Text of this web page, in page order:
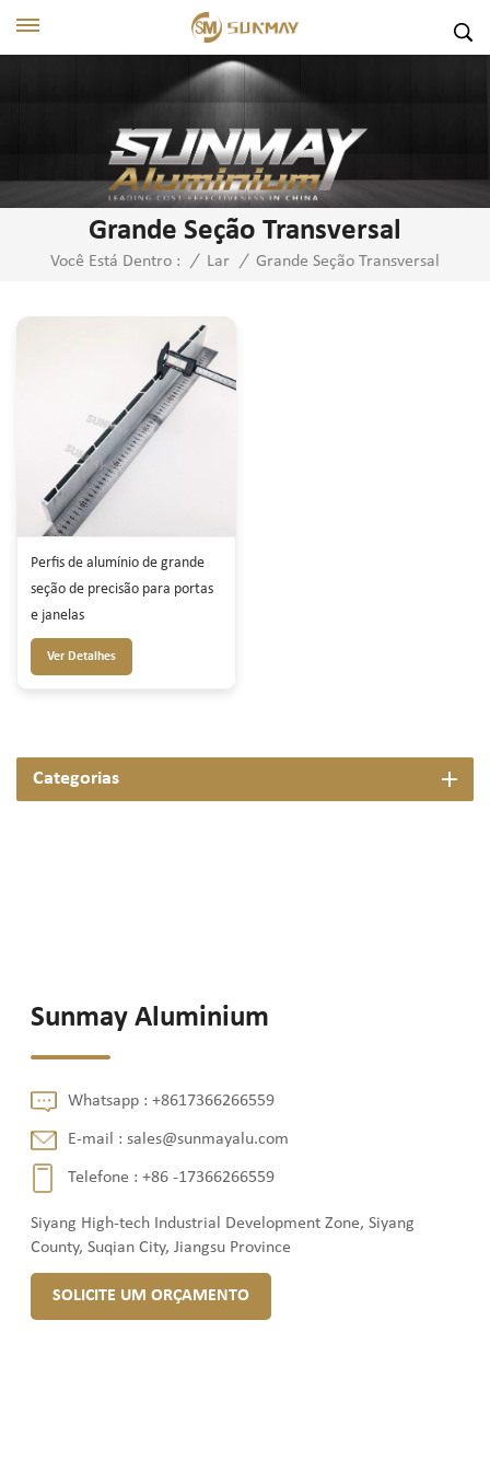
Grande Seção Transversal
Você Está Dentro : / Lar / Grande Seção Transversal
Perfis de alumínio de grande
seção de precisão para portas
e janelas
Ver Detalhes
Categorias
Sunmay Aluminium
Whatsapp :+8617366266559
E-mail :sales@sunmayalu.com
Telefone :+86 -17366266559
Siyang High-tech Industrial Development Zone, Siyang
County, Suqian City, Jiangsu Province
SOLICITE UM ORÇAMENTO